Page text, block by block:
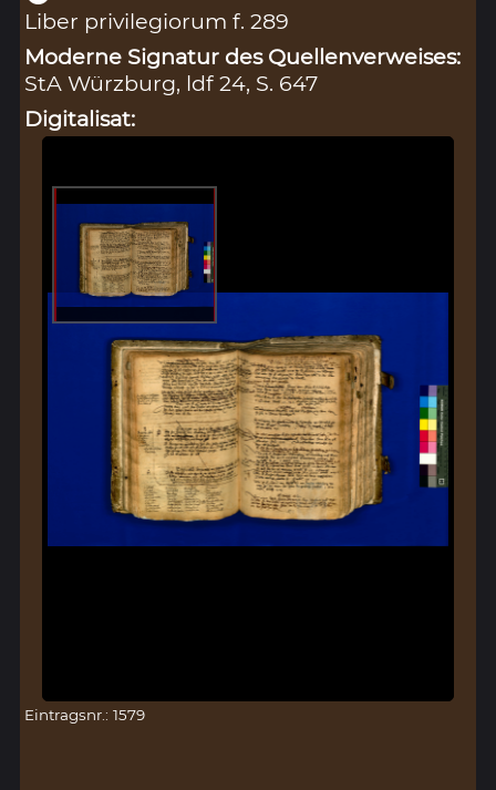
Liber privilegiorum f. 289
Moderne Signatur des Quellenverweises:
StA Würzburg, ldf 24, S. 647
Digitalisat:
Eintragsnr.: 1579